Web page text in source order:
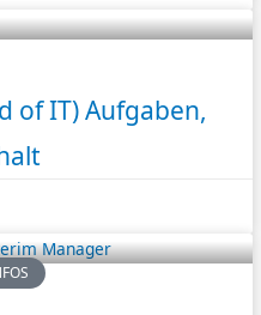
of IT) Aufgaben,